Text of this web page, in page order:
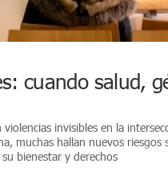
cuando salud,
invisibles en la
muchas hallan nuevos riesgos
bienestar y derechos